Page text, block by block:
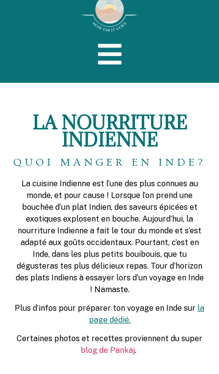
LA NOURRITURE
INDIENNE
QUOI MANGER EN INDE?
La cuisine Indienne est l’une des plus connues au
monde, et pour cause ! Lorsque l’on prend une
bouchée d’un plat Indien, des saveurs épicées et
exotiques explosent en bouche. Aujourd’hui, la
nourriture Indienne a fait le tour du monde et s’est
adapté aux goûts occidentaux. Pourtant, c’est en
Inde, dans les plus petits bouibouis, que tu
dégusteras tes plus délicieux repas. Tour d’horizon
des plats Indiens à essayer lors d’un voyage en Inde
! Namaste.
Plus d’infos pour préparer ton voyage en Inde sur la
page dédié.
Certaines photos et recettes proviennent du super
blog de Pankaj.